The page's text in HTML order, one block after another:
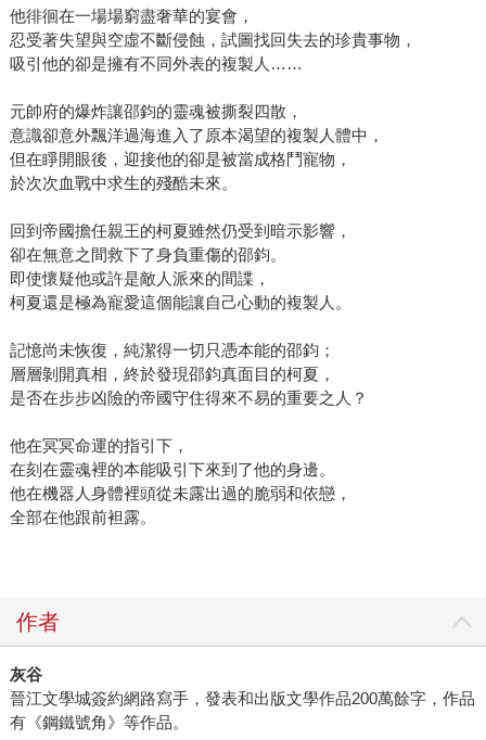
他徘徊在一場場窮盡奢華的宴會，
忍受著失望與空虛不斷侵蝕，試圖找回失去的珍貴事物，
吸引他的卻是擁有不同外表的複製人……
元帥府的爆炸讓邵鈞的靈魂被撕裂四散，
意識卻意外飄洋過海進入了原本渴望的複製人體中，
但在睜開眼後，迎接他的卻是被當成格鬥寵物，
於次次血戰中求生的殘酷未來。
回到帝國擔任親王的柯夏雖然仍受到暗示影響，
卻在無意之間救下了身負重傷的邵鈞。
即使懷疑他或許是敵人派來的間諜，
柯夏還是極為寵愛這個能讓自己心動的複製人。
記憶尚未恢復，純潔得一切只憑本能的邵鈞；
層層剝開真相，終於發現邵鈞真面目的柯夏，
是否在步步凶險的帝國守住得來不易的重要之人？
他在冥冥命運的指引下，
在刻在靈魂裡的本能吸引下來到了他的身邊。
他在機器人身體裡頭從未露出過的脆弱和依戀，
全部在他跟前袒露。
作者
灰谷
晉江文學城簽約網路寫手，發表和出版文學作品200萬餘字，作品
有《鋼鐵號角》等作品。